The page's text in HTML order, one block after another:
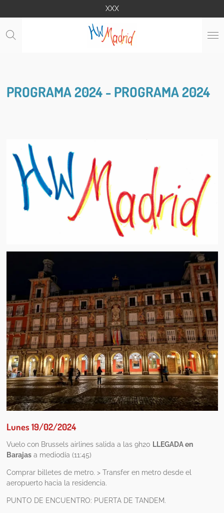
direct
naar
XXX
PROGRAMA 2024 - PROGRAMA 2024
Lunes 19/02/2024
Vuelo con Brussels airlines salida a las 9h20 LLEGADA en
Barajasa mediodía (11:45)
Comprar billetes de metro. > Transfer en metro desde el
aeropuerto hacia la residencia.
PUNTO DE ENCUENTRO: PUERTA DE TANDEM.